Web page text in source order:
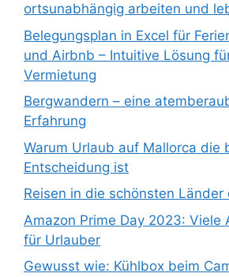
ortsunabhängig arbeiten und
Belegungsplan in Excel für
und Airbnb – Intuitive Lösung
Vermietung
Bergwandern – eine
Erfahrung
Warum Urlaub auf Mallorca die
Entscheidung ist
Reisen in die schönsten Länder
Amazon Prime Day 2023: Viele
für Urlauber
Gewusst wie: Kühlbox beim